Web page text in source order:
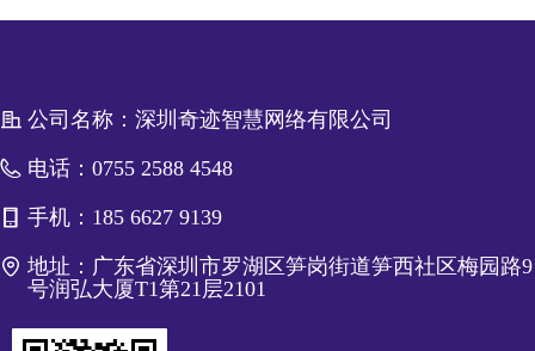
公司名称： 深圳奇迹智慧网络有限公司
电话： 0755 2588 4548
手机： 185 6627 9139
地址： 广东省深圳市罗湖区笋岗街道笋西社区梅园路9
号润弘大厦T1第21层2101